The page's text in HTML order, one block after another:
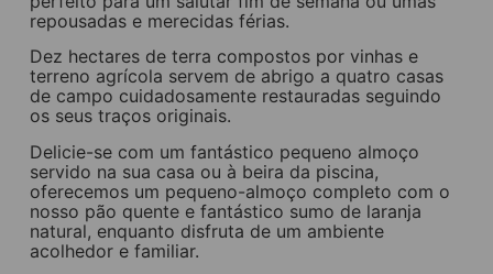
repousadas e merecidas férias.
Dez hectares de terra compostos por vinhas e
terreno agrícola servem de abrigo a quatro casas
de campo cuidadosamente restauradas seguindo
os seus traços originais.
Delicie-se com um fantástico pequeno almoço
servido na sua casa ou à beira da piscina,
oferecemos um pequeno-almoço completo com o
nosso pão quente e fantástico sumo de laranja
natural, enquanto disfruta de um ambiente
acolhedor e familiar.